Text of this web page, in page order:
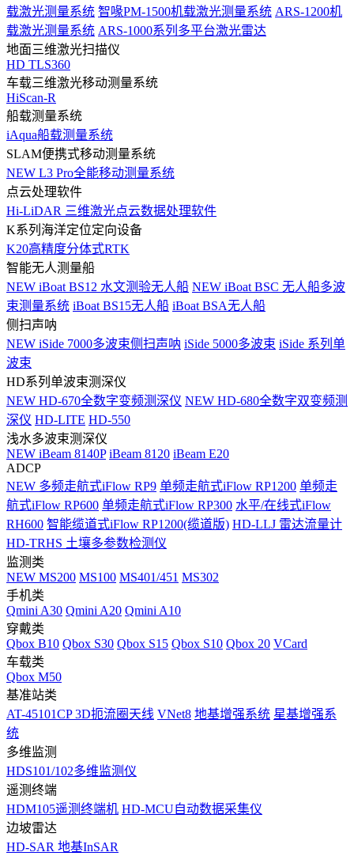
载激光测量系统 智喙PM-1500机载激光测量系统 ARS-1200机
载激光测量系统 ARS-1000系列多平台激光雷达
地面三维激光扫描仪
HD TLS360
车载三维激光移动测量系统
HiScan-R
船载测量系统
iAqua船载测量系统
SLAM便携式移动测量系统
NEW L3 Pro全能移动测量系统
点云处理软件
Hi-LiDAR 三维激光点云数据处理软件
K系列海洋定位定向设备
K20高精度分体式RTK
智能无人测量船
NEW iBoat BS12 水文测验无人船 NEW iBoat BSC 无人船多波
束测量系统 iBoat BS15无人船 iBoat BSA无人船
侧扫声呐
NEW iSide 7000多波束侧扫声呐 iSide 5000多波束 iSide 系列单
波束
HD系列单波束测深仪
NEW HD-670全数字变频测深仪 NEW HD-680全数字双变频测
深仪 HD-LITE HD-550
浅水多波束测深仪
NEW iBeam 8140P iBeam 8120 iBeam E20
ADCP
NEW 多频走航式iFlow RP9 单频走航式iFlow RP1200 单频走
航式iFlow RP600 单频走航式iFlow RP300 水平/在线式iFlow
RH600 智能缆道式iFlow RP1200(缆道版) HD-LLJ 雷达流量计
HD-TRHS 土壤多参数检测仪
监测类
NEW MS200 MS100 MS401/451 MS302
手机类
Qmini A30 Qmini A20 Qmini A10
穿戴类
Qbox B10 Qbox S30 Qbox S15 Qbox S10 Qbox 20 VCard
车载类
Qbox M50
基准站类
AT-45101CP 3D扼流圈天线 VNet8 地基增强系统 星基增强系
统
多维监测
HDS101/102多维监测仪
遥测终端
HDM105遥测终端机 HD-MCU自动数据采集仪
边坡雷达
HD-SAR 地基InSAR